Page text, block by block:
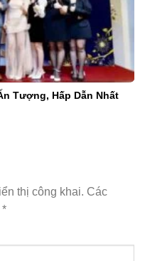
Tượng, Hấp Dẫn Nhất
thị công khai. Các
*